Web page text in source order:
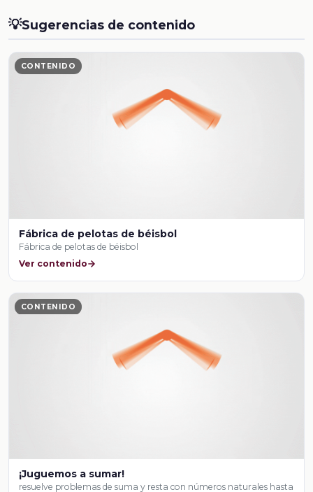
💡Sugerencias de contenido
CONTENIDO
Fábrica de pelotas de béisbol
Fábrica de pelotas de béisbol
Ver contenido
CONTENIDO
¡Juguemos a sumar!
resuelve problemas de suma y resta con números naturales hasta